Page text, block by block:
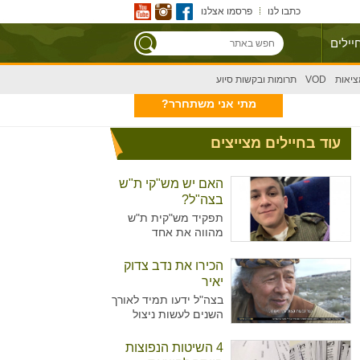
כתבו לנו פרסמו אצלנו
VOD תרומות ובקשות סיוע
מתי אני משתחרר?
עוד בחיילים מצייצים
האם יש מש"קי ת"ש
בצה"ל?
תפקיד מש"קית ת"ש
מהווה את אחד
יותר עם נשים מאשר
גברים בצה"ל. מדובר על
תפקיד המקביל לתפקיד
של עובדת סוציאלית
ויועצת בבתי הספר,
להכשיר גם גברים לאותו
הכירו את נדב צדוק
יאיר
בצה"ל ידעו תמיד לאורך
השנים לעשות ניצול
שלו ידע נרחב בתחומים
4 השיטות הנפוצות